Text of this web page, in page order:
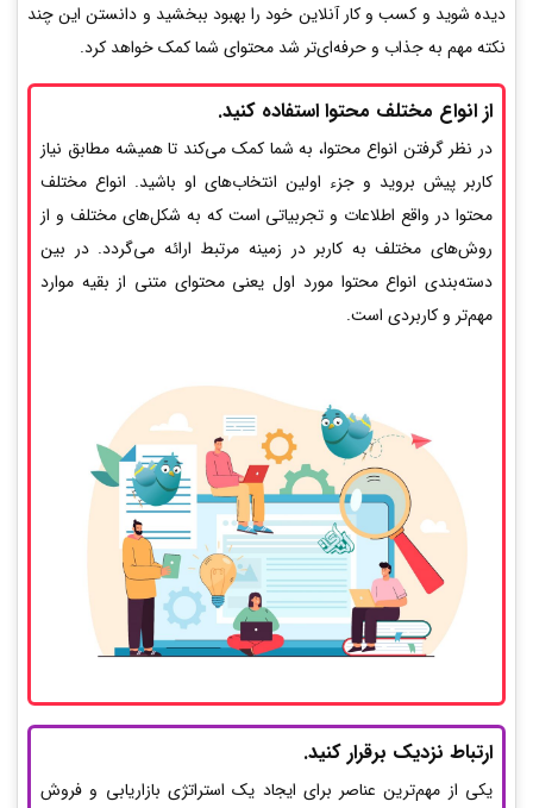
دیده شوید و کسب و کار آنلاین خود را بهبود ببخشید و دانستن این چند
نکته مهم به جذاب و حرفه‌ای‌تر شد محتوای شما کمک خواهد کرد.
از انواع مختلف محتوا استفاده کنید.
در نظر گرفتن انواع محتوا، به شما کمک می‌کند تا همیشه مطابق نیاز
کاربر پیش بروید و جزء اولین انتخاب‌های او باشید. انواع مختلف
محتوا در واقع اطلاعات و تجربیاتی است که به شکل­‌های مختلف و از
روش­‌های مختلف به کاربر در زمینه مرتبط ارائه می­‌گردد. در بین
دسته‌بندی انواع محتوا مورد اول یعنی محتوای متنی از بقیه موارد
مهم‌تر و کاربردی است.
ارتباط نزدیک برقرار کنید.
یکی از مهم‌ترین عناصر برای ایجاد یک استراتژی بازاریابی و فروش